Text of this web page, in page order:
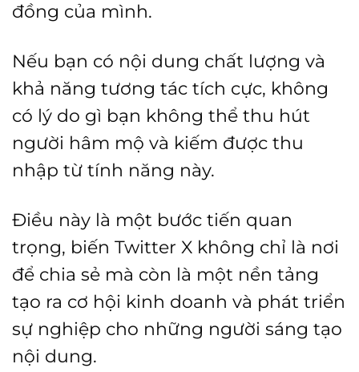
đồng của mình.
Nếu bạn có nội dung chất lượng và
khả năng tương tác tích cực, không
có lý do gì bạn không thể thu hút
người hâm mộ và kiếm được thu
nhập từ tính năng này.
Điều này là một bước tiến quan
trọng, biến Twitter X không chỉ là nơi
để chia sẻ mà còn là một nền tảng
tạo ra cơ hội kinh doanh và phát triển
sự nghiệp cho những người sáng tạo
nội dung.